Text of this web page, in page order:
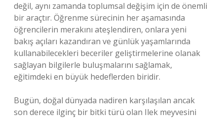
değil, aynı zamanda toplumsal değişim için de önemli
bir araçtır. Öğrenme sürecinin her aşamasında
öğrencilerin merakını ateşlendiren, onlara yeni
bakış açıları kazandıran ve günlük yaşamlarında
kullanabilecekleri beceriler geliştirmelerine olanak
sağlayan bilgilerle buluşmalarını sağlamak,
eğitimdeki en büyük hedeflerden biridir.
Bugün, doğal dünyada nadiren karşılaşılan ancak
son derece ilginç bir bitki türü olan Ilek meyvesini